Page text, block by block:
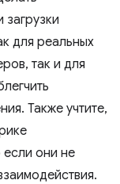
загрузки
для реальных
так и для
Также учтите,
если они не